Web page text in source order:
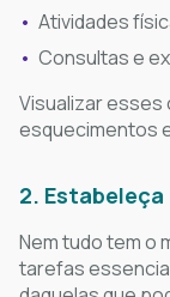
Atividades
Consultas e
Visualizar esses
esquecimentos
2.
Nem tudo tem o
tarefas